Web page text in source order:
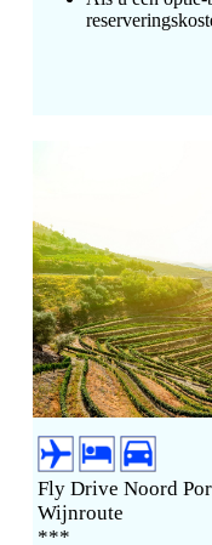
Fly Drive Noord
Wijnroute
***